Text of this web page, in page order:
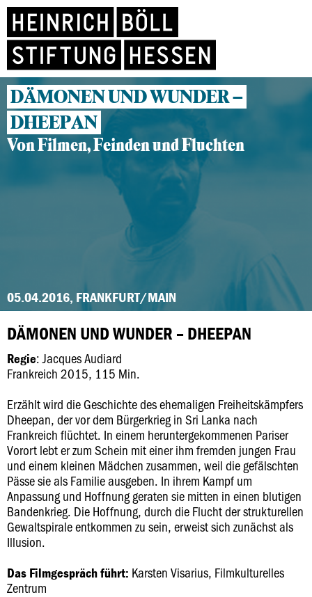
DÄMONEN UND WUNDER –
DHEEPAN
Von Filmen, Feinden und Fluchten
05.04.2016, FRANKFURT/MAIN
DÄMONEN UND WUNDER – DHEEPAN
Regie: Jacques Audiard
Frankreich 2015, 115 Min.
Erzählt wird die Geschichte des ehemaligen Freiheitskämpfers
Dheepan, der vor dem Bürgerkrieg in Sri Lanka nach
Frankreich flüchtet. In einem heruntergekommenen Pariser
Vorort lebt er zum Schein mit einer ihm fremden jungen Frau
und einem kleinen Mädchen zusammen, weil die gefälschten
Pässe sie als Familie ausgeben. In ihrem Kampf um
Anpassung und Hoffnung geraten sie mitten in einen blutigen
Bandenkrieg. Die Hoffnung, durch die Flucht der strukturellen
Gewaltspirale entkommen zu sein, erweist sich zunächst als
Illusion.
Das Filmgespräch führt: Karsten Visarius, Filmkulturelles
Zentrum